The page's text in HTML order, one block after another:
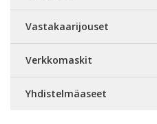
Vastakaarijouset
Verkkomaskit
Yhdistelmäaseet